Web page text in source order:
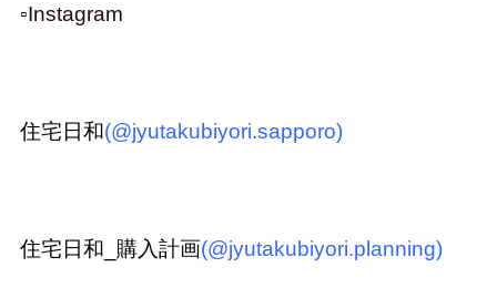
▫Instagram
住宅日和(@jyutakubiyori.sapporo)
住宅日和_購入計画(@jyutakubiyori.planning)